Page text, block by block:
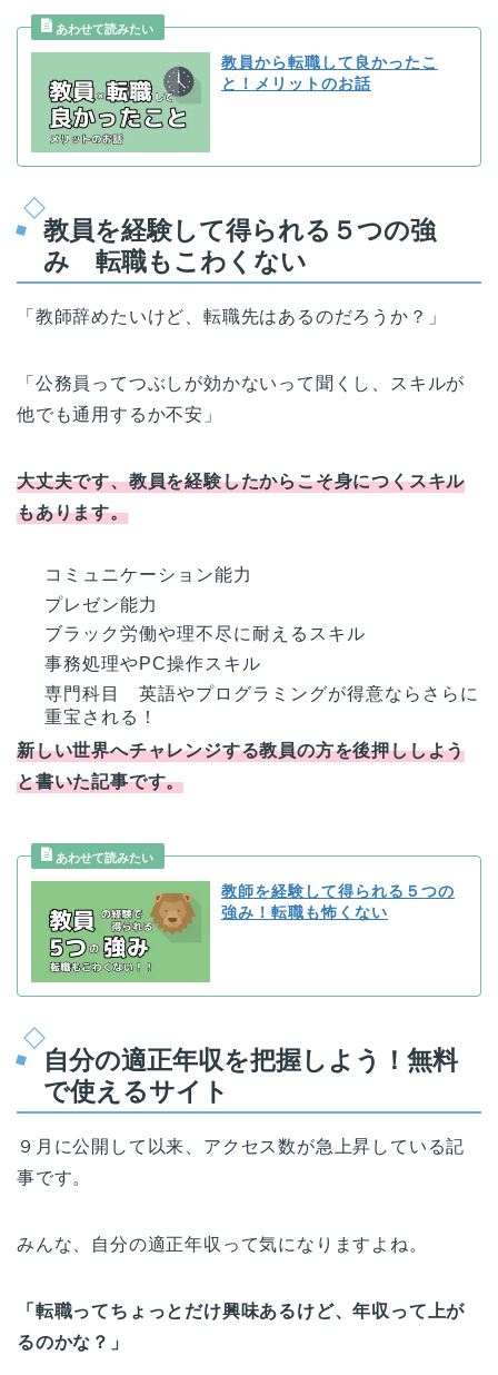
教員から転職して良かったこ
と！メリットのお話
教員を経験して得られる５つの強
み 転職もこわくない
「教師辞めたいけど、転職先はあるのだろうか？」
「公務員ってつぶしが効かないって聞くし、スキルが
他でも通用するか不安」
大丈夫です、教員を経験したからこそ身につくスキル
もあります。
コミュニケーション能力
プレゼン能力
ブラック労働や理不尽に耐えるスキル
事務処理やPC操作スキル
専門科目 英語やプログラミングが得意ならさらに
重宝される！
新しい世界へチャレンジする教員の方を後押ししよう
と書いた記事です。
教師を経験して得られる５つの
強み！転職も怖くない
自分の適正年収を把握しよう！無料
で使えるサイト
９月に公開して以来、アクセス数が急上昇している記
事です。
みんな、自分の適正年収って気になりますよね。
「転職ってちょっとだけ興味あるけど、年収って上が
るのかな？」